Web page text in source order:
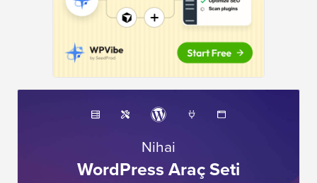
Nihai
WordPress Araç Seti